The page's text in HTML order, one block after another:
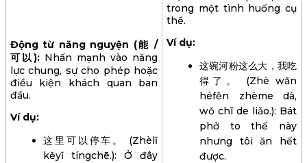
Động từ năng nguyện (能 /
可以): Nhấn mạnh vào năng
lực chung, sự cho phép hoặc
điều kiện khách quan ban
đầu.
Ví dụ:
这里可以停车。 (Zhèlǐ
kěyǐ tíngchē.): Ở đây
trong một tình huống cụ
thể.
Ví dụ:
这碗河粉这么大，我吃
得了。 (Zhè wǎn
héfěn zhème dà,
wǒ chī de liǎo.): Bát
phở to thế này
nhưng tôi ăn hết
được.